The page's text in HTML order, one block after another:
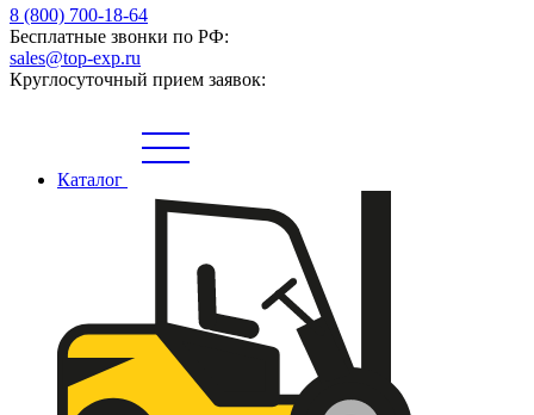
8 (800) 700-18-64
Бесплатные звонки по РФ:
sales@top-exp.ru
Круглосуточный прием заявок:
Каталог